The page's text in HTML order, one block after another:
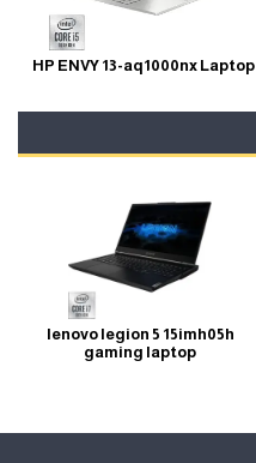
HP ENVY 13-aq1000nx Laptop
lenovo legion 5 15imh05h
gaming laptop